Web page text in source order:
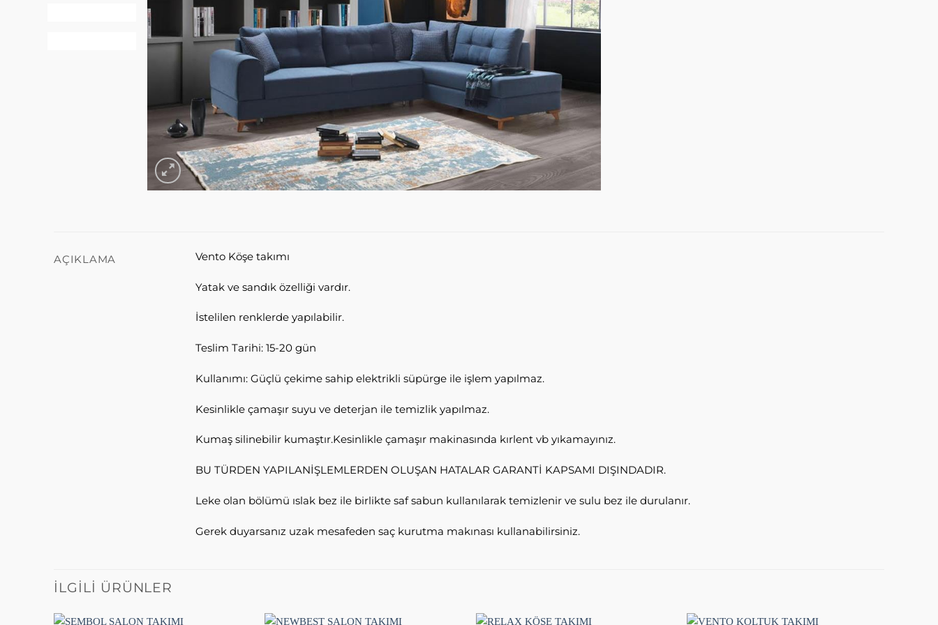
AÇIKLAMA Vento Köşe takımı
Yatak ve sandık özelliği vardır.
İstelilen renklerde yapılabilir.
Teslim Tarihi: 15-20 gün
Kullanımı: Güçlü çekime sahip elektrikli süpürge ile işlem yapılmaz.
Kesinlikle çamaşır suyu ve deterjan ile temizlik yapılmaz.
Kumaş silinebilir kumaştır.Kesinlikle çamaşır makinasında kırlent vb yıkamayınız.
BU TÜRDEN YAPILANİŞLEMLERDEN OLUŞAN HATALAR GARANTİ KAPSAMI DIŞINDADIR.
Leke olan bölümü ıslak bez ile birlikte saf sabun kullanılarak temizlenir ve sulu bez ile durulanır.
Gerek duyarsanız uzak mesafeden saç kurutma makınası kullanabilirsiniz.
İLGILI ÜRÜNLER